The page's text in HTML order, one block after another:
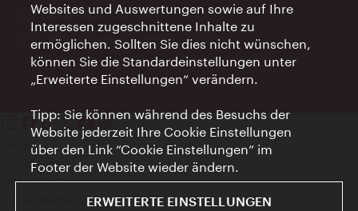
Ort:
concierge.wien.info
Öffnungszeiten:
Informationen rund um die Uhr
Kontakt
Impressum
Datenschutz
Nutzungsbedingungen
Websites und Auswertungen sowie auf Ihre
Interessen zugeschnittene Inhalte zu
ermöglichen. Sollten Sie dies nicht wünschen,
können Sie die Standardeinstellungen unter
„Erweiterte Einstellungen“ verändern.
Tipp: Sie können während des Besuchs der
Website jederzeit Ihre Cookie Einstellungen
über den Link “Cookie Einstellungen” im
Footer der Website wieder ändern.
ERWEITERTE EINSTELLUNGEN